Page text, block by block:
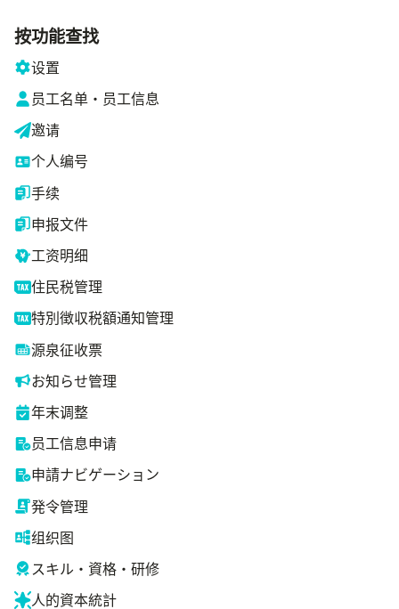
按功能查找
设置
员工名单・员工信息
邀请
个人编号
手续
申报文件
工资明细
住民税管理
特別徴収税額通知管理
源泉征收票
お知らせ管理
年末调整
员工信息申请
申請ナビゲーション
発令管理
组织图
スキル・資格・研修
人的資本統計